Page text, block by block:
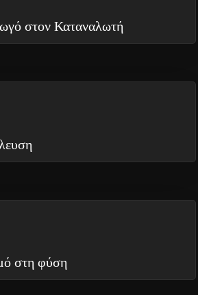
στον Καταναλωτή
στη φύση